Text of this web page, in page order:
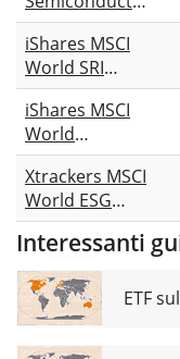
ETF 1C
UCITS ETF
iShares MSCI
World SRI
UCITS ETF EUR
(Acc)
iShares MSCI
World
Screened
UCITS ETF USD
(Acc)
Xtrackers MSCI
World ESG
UCITS ETF 1C
Interessanti
ETF